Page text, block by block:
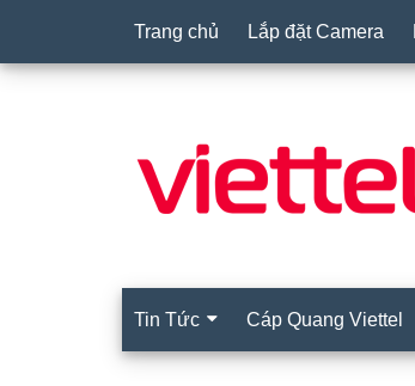
Trang chủ Lắp đặt Camera
Tin Tức Cáp Quang Viettel